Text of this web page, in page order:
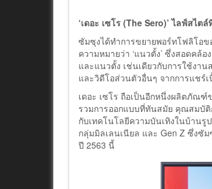
‘เดอะ เซโร (The Sero)’ ไลฟ์สไ
ซัมซุงได้ทำการขยายพอร์ทโฟลิโอขอ
ความหมายว่า ‘แนวตั้ง’ ซึ่งสอดคล้
และแนวตั้ง เช่นเดียวกับการใช้งา
และวิดีโอส่วนตัวอื่นๆ จากการแชร์เ
เดอะ เซโร ถือเป็นอีกหนึ่งผลิตภัณ
รวมการออกแบบที่ทันสมัย คุณสมบั
กับเทคโนโลยีความบันเทิงในบ้านรู
กลุ่มมิลเลนเนียล และ Gen Z ซึ่งซั
ปี 2563 นี้